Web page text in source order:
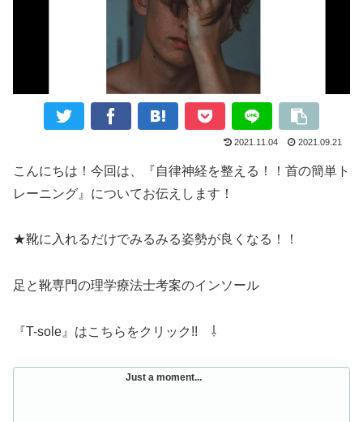
2021.11.04 2021.09.21
こんにちは！今回は、『自律神経を整える！！首の簡単ト
レーニング』についてお伝えします！
★靴に入れるだけでみるみる姿勢が良くなる！！
足と靴専門の理学療法士考案のインソール
『T-sole』はこちらをクリック!! ⇩
Just a moment...